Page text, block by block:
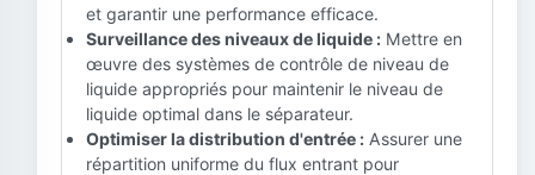
et garantir une performance efficace.
Surveillance des niveaux de liquide : Mettre en
œuvre des systèmes de contrôle de niveau de
liquide appropriés pour maintenir le niveau de
liquide optimal dans le séparateur.
Optimiser la distribution d'entrée : Assurer une
répartition uniforme du flux entrant pour